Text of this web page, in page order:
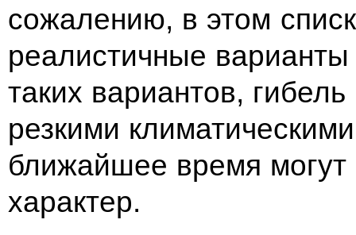
сожалению, в этом
реалистичные
таких вариантов,
резкими
ближайшее время
характер.